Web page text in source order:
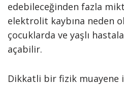
edebileceğinden fazla
elektrolit kaybına neden
çocuklarda ve yaşlı
açabilir.
Dikkatli bir fizik muayene